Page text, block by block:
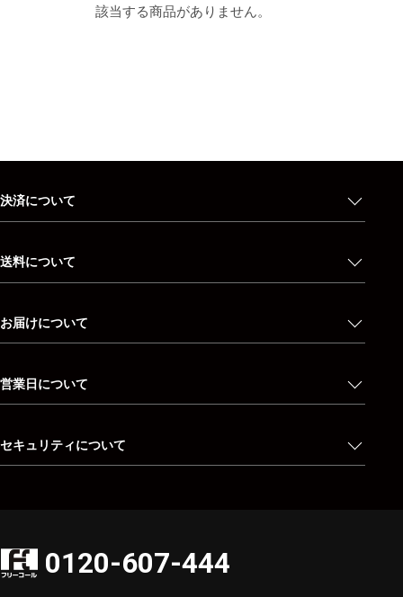
該当する商品がありません。
決済について
送料について
お届けについて
営業日について
セキュリティについて
0120-607-444